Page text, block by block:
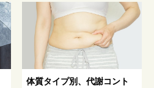
体質タイプ別、代謝コント